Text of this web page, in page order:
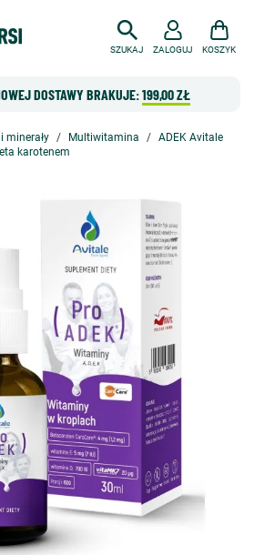
SZUKAJ
DOSTAWY BRAKUJE:199,00 ZŁ
ZALOGUJ KOSZYK
minerały Multiwitamina
ADEK Avitale
karotenem